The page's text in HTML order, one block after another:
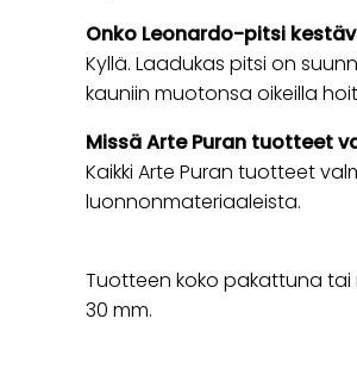
Onko Leonardo-pitsi
Kyllä. Laadukas pitsi on
kauniin muotonsa oikeilla
Missä Arte Puran tuotteet
Kaikki Arte Puran tuotteet
luonnonmateriaaleista.
Tuotteen koko pakattuna tai
30 mm.